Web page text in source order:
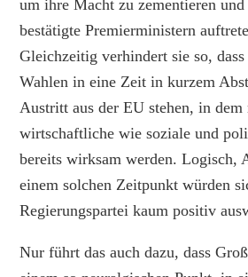
um ihre Macht zu zementieren
bestätigte Premierministern
Gleichzeitig verhindert sie so,
Wahlen in eine Zeit in kurzem
Austritt aus der EU stehen, in
wirtschaftliche wie soziale und
bereits wirksam werden. Logisch,
einem solchen Zeitpunkt würden
Regierungspartei kaum positiv
Nur führt das auch dazu, dass